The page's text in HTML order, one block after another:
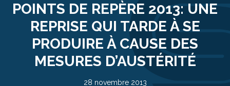
POINTS DE REPÈRE 2013: UNE
REPRISE QUI TARDE À SE
PRODUIRE À CAUSE DES
MESURES D’AUSTÉRITÉ
28 novembre 2013